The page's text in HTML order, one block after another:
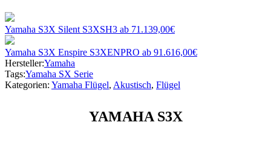
Yamaha S3X Silent S3XSH3 ab 71.139,00€
Yamaha S3X Enspire S3XENPRO ab 91.616,00€
Hersteller:Yamaha
Tags:Yamaha SX Serie
Kategorien: Yamaha Flügel, Akustisch, Flügel
YAMAHA S3X